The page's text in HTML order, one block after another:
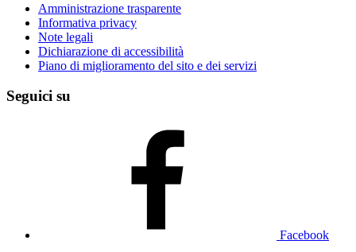
Amministrazione trasparente
Informativa privacy
Note legali
Dichiarazione di accessibilità
Piano di miglioramento del sito e dei servizi
Seguici su
Facebook